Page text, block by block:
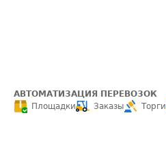
АВТОМАТИЗАЦИЯ ПЕРЕВОЗОК
Площадки
Заказы Торги